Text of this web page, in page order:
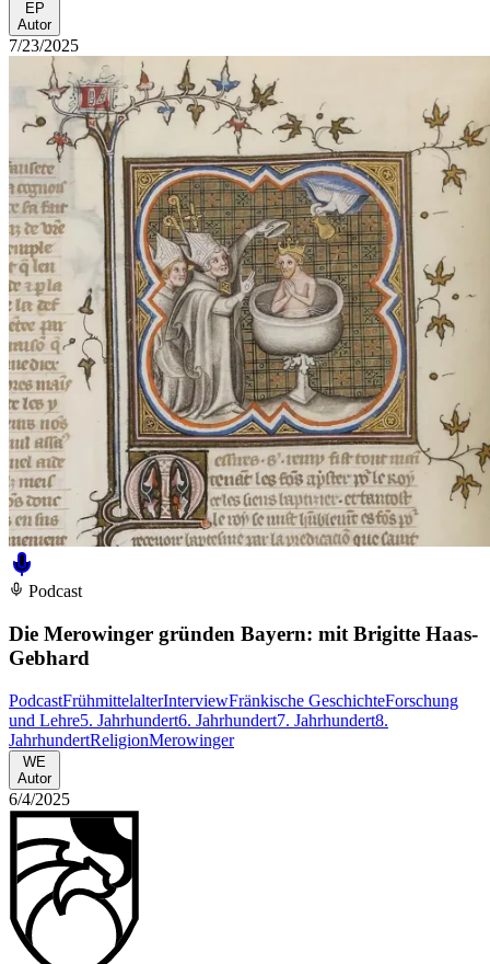
EP
Autor
7/23/2025
Podcast
Die Merowinger gründen Bayern: mit Brigitte Haas-
Gebhard
PodcastFrühmittelalterInterviewFränkische GeschichteForschung
und Lehre5. Jahrhundert6. Jahrhundert7. Jahrhundert8.
JahrhundertReligionMerowinger
WE
Autor
6/4/2025